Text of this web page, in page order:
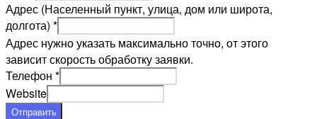
Адрес (Населенный пункт, улица, дом или широта,
долгота) *
Адрес нужно указать максимально точно, от этого
зависит скорость обработку заявки.
Телефон *
Website
Отправить